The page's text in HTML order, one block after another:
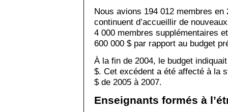
Nous avions 194 012 membres en
continuent d’accueillir de
4 000 membres supplémentaires
600 000 $ par rapport au budget
À la fin de 2004, le budget
$. Cet excédent a été affecté à la
$ de 2005 à 2007.
Enseignants formés à